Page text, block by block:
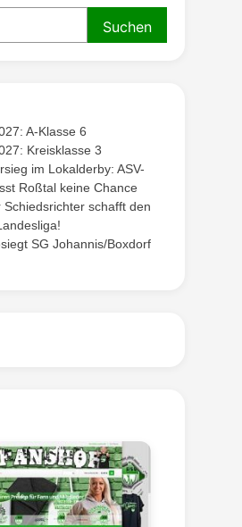
Suchen
A-Klasse 6
Kreisklasse 3
im Lokalderby: ASV-
Roßtal keine Chance
schafft den
SG Johannis/Boxdorf